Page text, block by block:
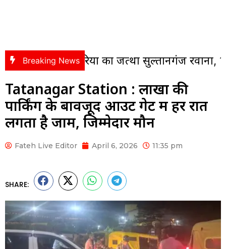
Breaking News
का जत्था सुल्तानगंज रवाना, 14 अगस्त को
Tatanagar Station : लाखों की
पार्किंग के बावजूद आउट गेट में हर रात
लगता है जाम, जिम्मेदार मौन
Fateh Live Editor April 6, 2026 11:35 pm
SHARE: